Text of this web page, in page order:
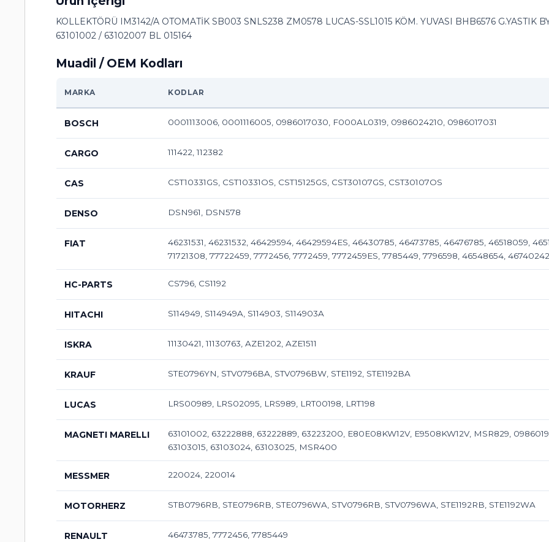
KOLLEKTÖRÜ IM3142/A OTOMATİK SB003 SNLS238 ZM0578 LUCAS-SSL1015 KÖM. YUVASI BHB6576 G.YASTIK
63101002 / 63102007 BL 015164
Muadil / OEM Kodları
MARKA KODLAR
BOSCH 0001113006, 0001116005, 0986017030, F000AL0319, 0986024210, 0986017031
CARGO 111422, 112382
CAS CST10331GS, CST10331OS, CST15125GS, CST30107GS, CST30107OS
DENSO DSN961, DSN578
FIAT
46231531, 46231532, 46429594, 46429594ES, 46430785, 46473785, 46476785, 46518059,
71721308, 77722459, 7772456, 7772459, 7772459ES, 7785449, 7796598, 46548654,
HC-PARTS CS796, CS1192
HITACHI S114949, S114949A, S114903, S114903A
ISKRA 11130421, 11130763, AZE1202, AZE1511
KRAUF STE0796YN, STV0796BA, STV0796BW, STE1192, STE1192BA
LUCAS LRS00989, LRS02095, LRS989, LRT00198, LRT198
MAGNETI MARELLI
63101002, 63222888, 63222889, 63223200, E80E08KW12V, E9508KW12V, MSR829,
63103015, 63103024, 63103025, MSR400
MESSMER 220024, 220014
MOTORHERZ STB0796RB, STE0796RB, STE0796WA, STV0796RB, STV0796WA, STE1192RB, STE1192WA
RENAULT 46473785, 7772456, 7785449